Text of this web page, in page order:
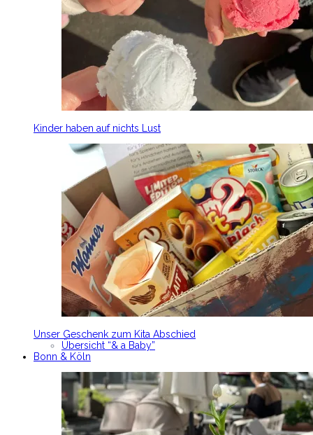
Kinder haben auf nichts Lust
Unser Geschenk zum Kita Abschied
Übersicht “& a Baby”
Bonn & Köln